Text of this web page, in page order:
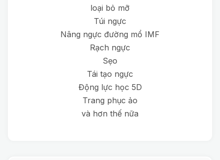
loại bỏ mỡ
Túi ngực
Nâng ngực đường mổ IMF
Rạch ngực
Sẹo
Tái tạo ngực
Động lực học 5D
Trang phục ảo
và hơn thế nữa